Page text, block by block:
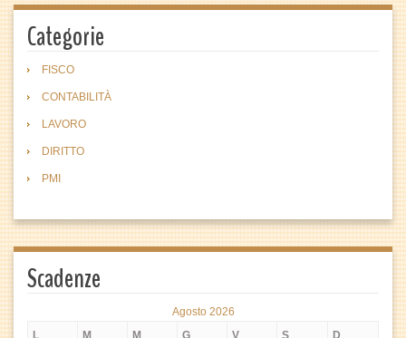
Categorie
FISCO
CONTABILITÀ
LAVORO
DIRITTO
PMI
Scadenze
Agosto 2026
L
M M G V S D